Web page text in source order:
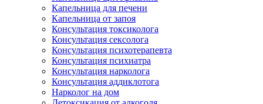
Капельница для печени
Капельница от запоя
Консультация токсиколога
Консультация сексолога
Консультация психотерапевта
Консультация психиатра
Консультация нарколога
Консультация аддиклотога
Нарколог на дом